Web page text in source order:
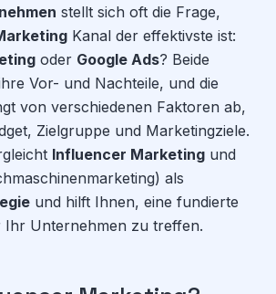
stellt sich oft die Frage,
Kanal der effektivste ist:
oder Google Ads? Beide
Vor- und Nachteile, und die
von verschiedenen Faktoren ab,
Zielgruppe und Marketingziele.
Influencer Marketing und
als
und hilft Ihnen, eine fundierte
Ihr Unternehmen zu treffen.